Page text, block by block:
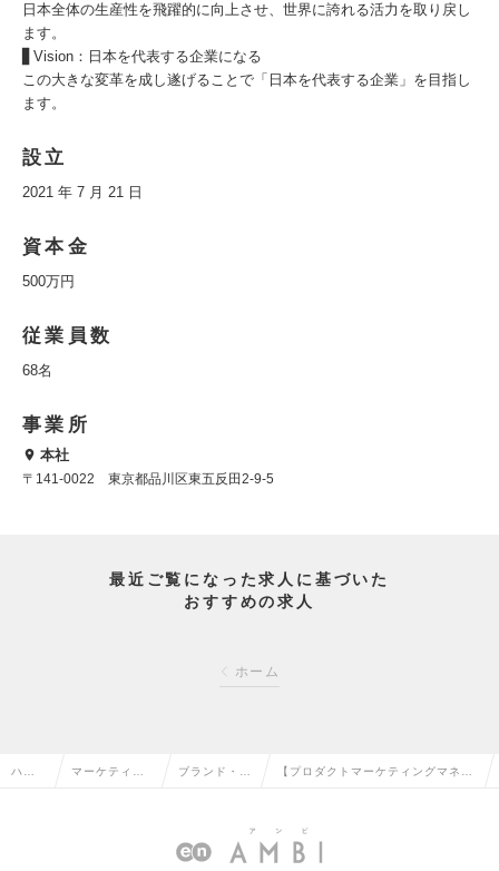
日本全体の生産性を飛躍的に向上させ、世界に誇れる活力を取り戻し
ます。
▋Vision：日本を代表する企業になる
この大きな変革を成し遂げることで「日本を代表する企業」を目指し
ます。
設立
2021 年 7 月 21 日
資本金
500万円
従業員数
68名
事業所
本社
〒141-0022 東京都品川区東五反田2-9-5
最近ご覧になった求人に基づいた
おすすめの求人
ホーム
ハイ マーケティン ブランド・プ
ージャーの転
【プロダクトマーケティングマネー
業を牽引するPMM｜CMO候補の求